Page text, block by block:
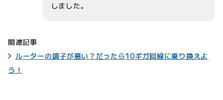
しました。
関連記事
ルーターの調子が悪い？だったら10ギガ回線に乗り換えよ
う！